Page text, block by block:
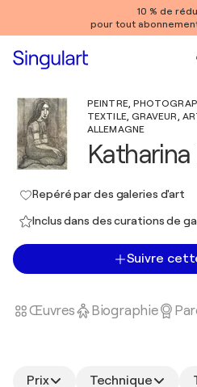
10 % de
pour tout
PEINTRE,
TEXTILE, GRAVEUR,
ALLEMAGNE
Repéré par des galeries d'art
Inclus dans des curations de
Suivre
Œuvres Biographie
Prix Technique